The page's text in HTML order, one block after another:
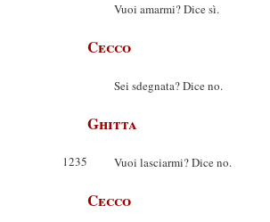
Vuoi amarmi? Dice sì.
Cecco
Sei sdegnata? Dice no.
Ghitta
1235 Vuoi lasciarmi? Dice no.
Cecco